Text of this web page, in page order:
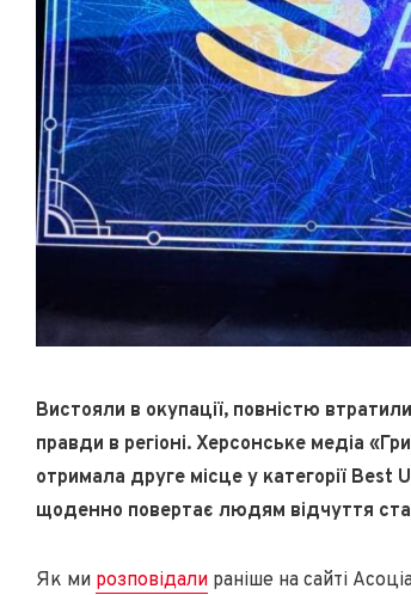
Вистояли в окупації, повністю
правди в регіоні. Херсонське медіа
отримала друге місце у категорії
щоденно повертає людям відчуття
Як ми розповідали раніше на сайті